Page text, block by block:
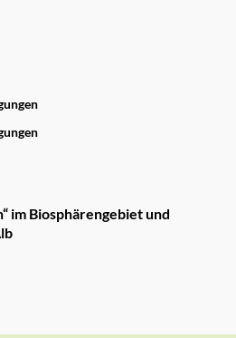
im Biosphärengebiet und